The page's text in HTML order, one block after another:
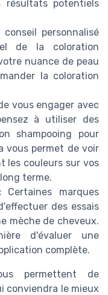
résultats potentiels
conseil personnalisé
de la coloration
nuance de peau
la coloration
vous engager avec
à utiliser des
shampooing pour
vous permet de voir
les couleurs sur vos
terme.
Certaines marques
des essais
mèche de cheveux.
d'évaluer une
complète.
permettent de
conviendra le mieux